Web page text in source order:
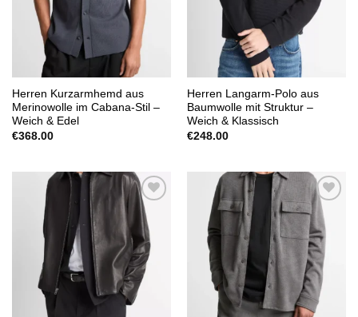
Herren Kurzarmhemd aus
Merinowolle im Cabana-Stil –
Weich & Edel
€368.00
Herren Langarm-Polo aus
Baumwolle mit Struktur –
Weich & Klassisch
€248.00
Add to
wishlist
Add to
wishlist